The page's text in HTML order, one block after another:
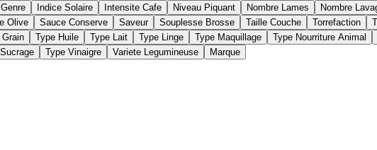
Genre Indice Solaire Intensite Cafe Niveau Piquant Nombre Lames Nombre
Olive Sauce Conserve Saveur Souplesse Brosse Taille Couche Torrefaction
Grain Type Huile Type Lait Type Linge Type Maquillage Type Nourriture Animal
Type Vinaigre Variete Legumineuse Marque